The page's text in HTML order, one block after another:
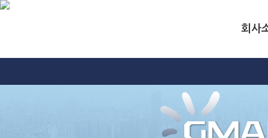
회사